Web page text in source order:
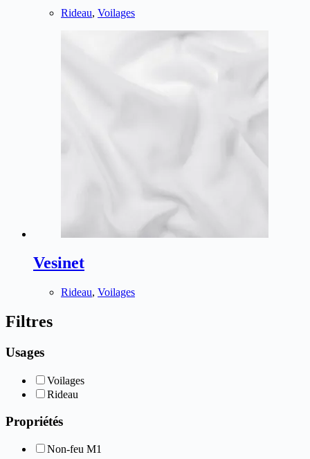
Rideau, Voilages
Vesinet
Rideau, Voilages
Filtres
Usages
Voilages
Rideau
Propriétés
Non-feu M1